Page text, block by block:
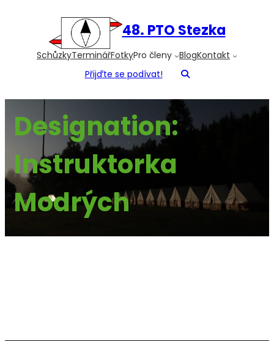
48. PTO Stezka
SchůzkyTerminářFotkyPro členy BlogKontakt
Přijďte se podívat!
Designation:
Instruktorka
Modrých